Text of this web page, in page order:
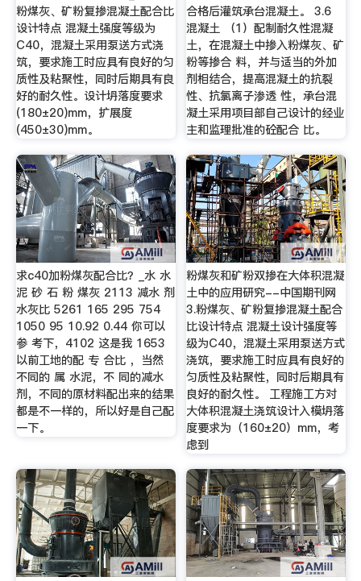
粉煤灰、矿粉复掺混凝土配合比
设计特点 混凝土强度等级为
C40，混凝土采用泵送方式浇
筑，要求施工时应具有良好的匀
质性及粘聚性，同时后期具有良
好的耐久性。设计坍落度要求
(180±20)mm，扩展度
(450±30)mm。
合格后灌筑承台混凝土。 3.6
混凝土 （1）配制耐久性混凝
土，在混凝土中掺入粉煤灰、矿
粉等掺合 料，并与适当的外加
剂相结合，提高混凝土的抗裂
性、抗氯离子渗透 性，承台混
凝土采用项目部自己设计的经业
主和监理批准的砼配合 比。
求c40加粉煤灰配合比？_水 水
泥 砂 石 粉 煤灰 2113 减水 剂
水灰比 5261 165 295 754
1050 95 10.92 0.44 你可以
参 考下，4102 这是我 1653
以前工地的配 专 合比 ，当然
不同的 属 水泥，不 同的减水
剂，不同的原材料配出来的结果
都是不一样的，所以好是自己配
一下。
粉煤灰和矿粉双掺在大体积混凝
土中的应用研究--中国期刊网
3.粉煤灰、矿粉复掺混凝土配合
比设计特点 混凝土设计强度等
级为C40，混凝土采用泵送方式
浇筑，要求施工时应具有良好的
匀质性及粘聚性，同时后期具有
良好的耐久性。 工程施工方对
大体积混凝土浇筑设计入模坍落
度要求为（160±20）mm，考
虑到